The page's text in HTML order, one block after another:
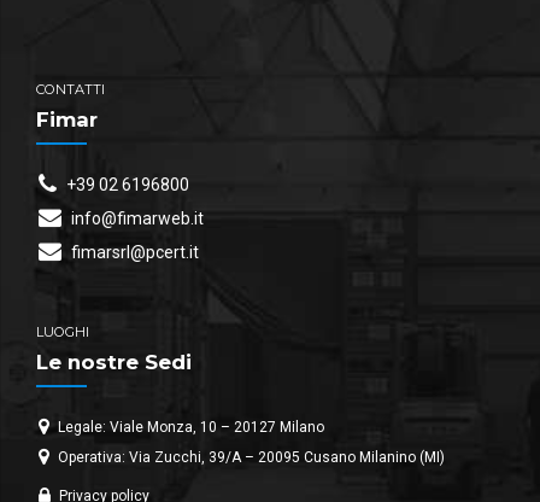
CONTATTI
Fimar
+39 02 6196800
info@fimarweb.it
fimarsrl@pcert.it
LUOGHI
Le nostre Sedi
Legale: Viale Monza, 10 – 20127 Milano
Operativa: Via Zucchi, 39/A – 20095 Cusano Milanino (MI)
Privacy policy